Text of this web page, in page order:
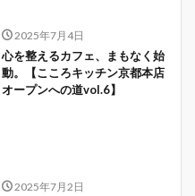
2025年7月4日
心を整えるカフェ、まもなく始
動。【こころキッチン京都本店
オープンへの道vol.6】
2025年7月2日